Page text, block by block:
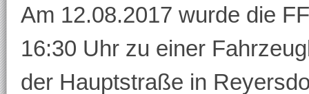
Am 12.08.2017 wurde die
16:30 Uhr zu einer
der Hauptstraße in